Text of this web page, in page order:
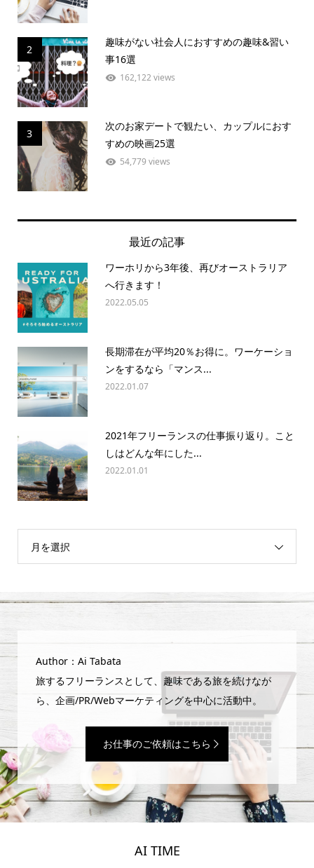
2
趣味がない社会人におすすめの趣味&習い
事16選
162,122 views
3
次のお家デートで観たい、カップルにおす
すめの映画25選
54,779 views
最近の記事
ワーホリから3年後、再びオーストラリア
へ行きます！
2022.05.05
長期滞在が平均20％お得に。ワーケーショ
ンをするなら「マンス...
2022.01.07
2021年フリーランスの仕事振り返り。こと
しはどんな年にした...
2022.01.01
月を選択
Author：Ai Tabata
旅するフリーランスとして、趣味である旅を続けなが
ら、企画/PR/Webマーケティングを中心に活動中。
お仕事のご依頼はこちら
AI TIME